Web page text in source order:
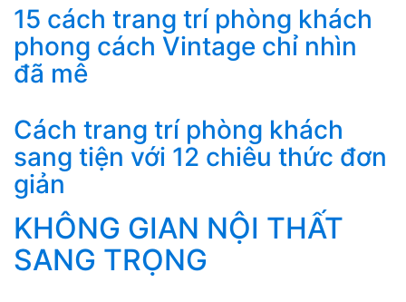
15 cách trang trí phòng khách
phong cách Vintage chỉ nhìn
đã mê
Cách trang trí phòng khách
sang tiện với 12 chiêu thức đơn
giản
KHÔNG GIAN NỘI THẤT
SANG TRỌNG